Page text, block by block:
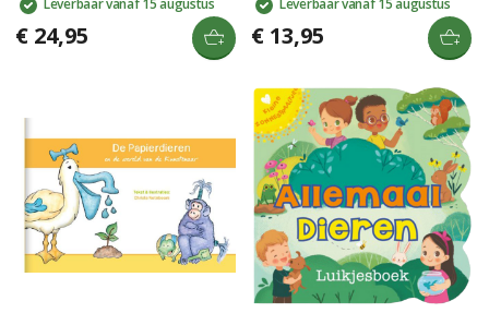
neemt je mee langs 100
voorbeelden uit de schepping, van
kosmos tot menselijk lichaam, en
onthult de grootsheid en liefde van
Leverbaar vanaf 15 augustus
€ 24,95
dinosaurussen. Met kleurrijke
illustraties en eenvoudige teksten
worden diverse soorten
dinosaurussen gepresenteerd,
toegankelijk wordt. Perfect om de
nieuwsgierigheid van kleuters te
prikkelen en hun liefde voor de
prehistorie te stimuleren.
Leverbaar vanaf 15 augustus
€ 13,95